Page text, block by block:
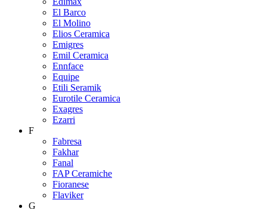
El Barco
El Molino
Elios Ceramica
Emigres
Emil Ceramica
Ennface
Equipe
Etili Seramik
Eurotile Ceramica
Exagres
Ezarri
F
Fabresa
Fakhar
Fanal
FAP Ceramiche
Fioranese
Flaviker
G